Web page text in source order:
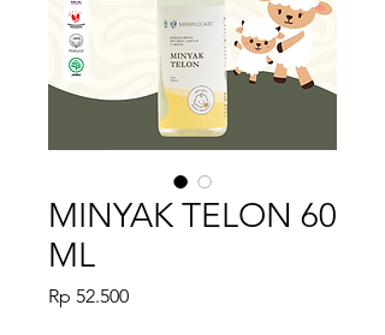
MINYAK TELON 60
ML
Rp 52.500Harga